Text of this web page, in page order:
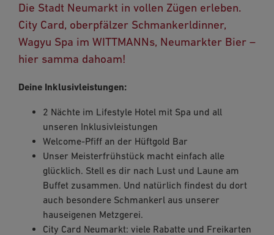
Die Stadt Neumarkt in vollen Zügen erleben.
City Card, oberpfälzer Schmankerldinner,
Wagyu Spa im WITTMANNs, Neumarkter Bier –
hier samma dahoam!
Deine Inklusivleistungen:
2 Nächte im Lifestyle Hotel mit Spa und all
unseren Inklusivleistungen
Welcome-Pfiff an der Hüftgold Bar
Unser Meisterfrühstück macht einfach alle
glücklich. Stell es dir nach Lust und Laune am
Buffet zusammen. Und natürlich findest du dort
auch besondere Schmankerl aus unserer
hauseigenen Metzgerei.
City Card Neumarkt: viele Rabatte und Freikarten